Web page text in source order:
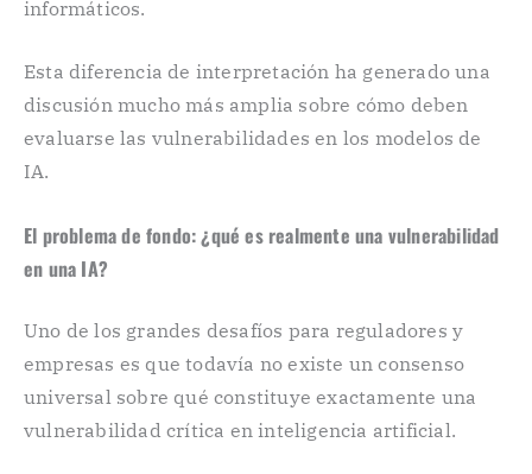
informáticos.
Esta diferencia de interpretación ha generado una
discusión mucho más amplia sobre cómo deben
evaluarse las vulnerabilidades en los modelos de
IA.
El problema de fondo: ¿qué es realmente una vulnerabilidad
en una IA?
Uno de los grandes desafíos para reguladores y
empresas es que todavía no existe un consenso
universal sobre qué constituye exactamente una
vulnerabilidad crítica en inteligencia artificial.